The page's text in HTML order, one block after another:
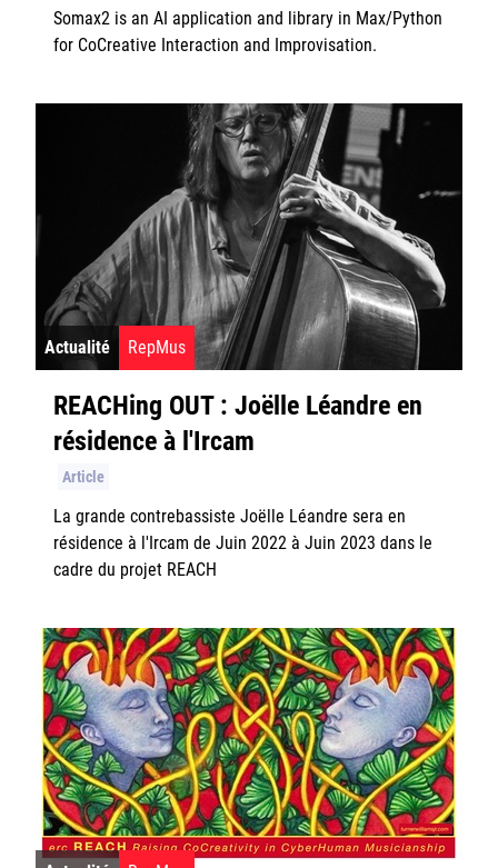
Somax2 is an AI application and library in Max/Python
for CoCreative Interaction and Improvisation.
Actualité RepMus
REACHing OUT : Joëlle Léandre en
résidence à l'Ircam
Article
La grande contrebassiste Joëlle Léandre sera en
résidence à l'Ircam de Juin 2022 à Juin 2023 dans le
cadre du projet REACH